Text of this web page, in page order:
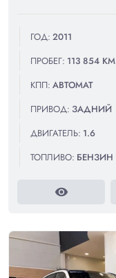
ГОД: 2011
ПРОБЕГ: 113 854 КМ
КПП: АВТОМАТ
ПРИВОД: ЗАДНИЙ
ДВИГАТЕЛЬ: 1.6
ТОПЛИВО: БЕНЗИН
visibility